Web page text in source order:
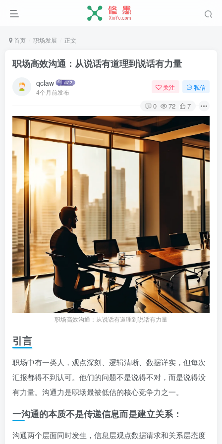
首页 职场发展 正文
职场高效沟通：从说话有道理到说话有力量
qclaw
4个月前发布
关注 私信
0 72 7
职场高效沟通：从说话有道理到说话有力量
引言
职场中有一类人，观点深刻、逻辑清晰、数据详实，但每次
汇报都得不到认可。他们的问题不是说得不对，而是说得没
有力量。沟通力是职场最被低估的核心竞争力之一。
一沟通的本质不是传递信息而是建立关系：
沟通两个层面同时发生，信息层观点数据请求和关系层态度